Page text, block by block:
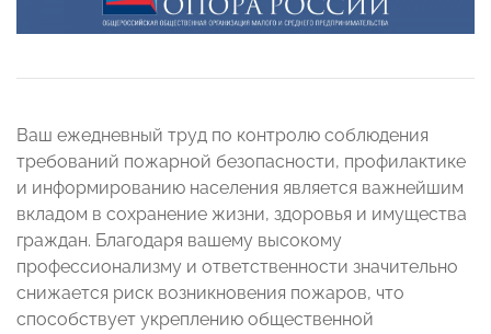
Ваш ежедневный труд по контролю соблюдения
требований пожарной безопасности, профилактике
и информированию населения является важнейшим
вкладом в сохранение жизни, здоровья и имущества
граждан. Благодаря вашему высокому
профессионализму и ответственности значительно
снижается риск возникновения пожаров, что
способствует укреплению общественной